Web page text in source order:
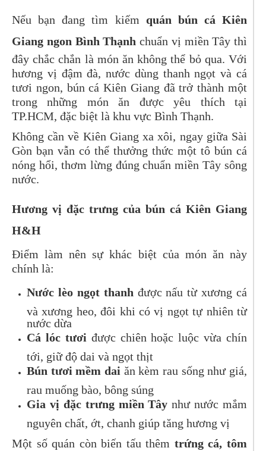
Nếu bạn đang tìm kiếm quán bún cá Kiên
Giang ngon Bình Thạnh chuẩn vị miền Tây thì
đây chắc chắn là món ăn không thể bỏ qua. Với
hương vị đậm đà, nước dùng thanh ngọt và cá
tươi ngon, bún cá Kiên Giang đã trở thành một
trong những món ăn được yêu thích tại
TP.HCM, đặc biệt là khu vực Bình Thạnh.
Không cần về Kiên Giang xa xôi, ngay giữa Sài
Gòn bạn vẫn có thể thưởng thức một tô bún cá
nóng hổi, thơm lừng đúng chuẩn miền Tây sông
nước.
Hương vị đặc trưng của bún cá Kiên Giang
H&H
Điểm làm nên sự khác biệt của món ăn này
chính là:
Nước lèo ngọt thanh được nấu từ xương cá
và xương heo, đôi khi có vị ngọt tự nhiên từ
nước dừa
Cá lóc tươi được chiên hoặc luộc vừa chín
tới, giữ độ dai và ngọt thịt
Bún tươi mềm dai ăn kèm rau sống như giá,
rau muống bào, bông súng
Gia vị đặc trưng miền Tây như nước mắm
nguyên chất, ớt, chanh giúp tăng hương vị
Một số quán còn biến tấu thêm trứng cá, tôm